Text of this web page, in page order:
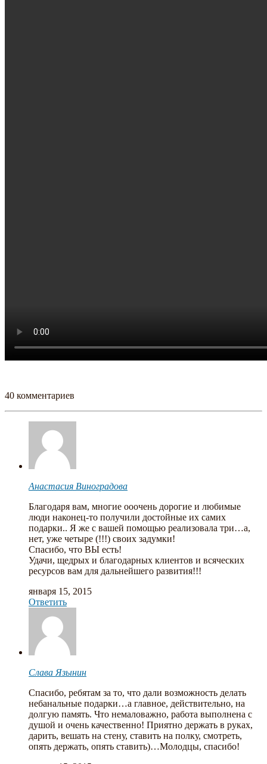
40 комментариев
Анастасия Виноградова
Благодаря вам, многие ооочень дорогие и любимые
люди наконец-то получили достойные их самих
подарки.. Я же с вашей помощью реализовала три…а,
нет, уже четыре (!!!) своих задумки!
Спасибо, что ВЫ есть!
Удачи, щедрых и благодарных клиентов и всяческих
ресурсов вам для дальнейшего развития!!!
января 15, 2015
Ответить
Слава Язынин
Спасибо, ребятам за то, что дали возможность делать
небанальные подарки…а главное, действительно, на
долгую память. Что немаловажно, работа выполнена с
душой и очень качественно! Приятно держать в руках,
дарить, вешать на стену, ставить на полку, смотреть,
опять держать, опять ставить)…Молодцы, спасибо!